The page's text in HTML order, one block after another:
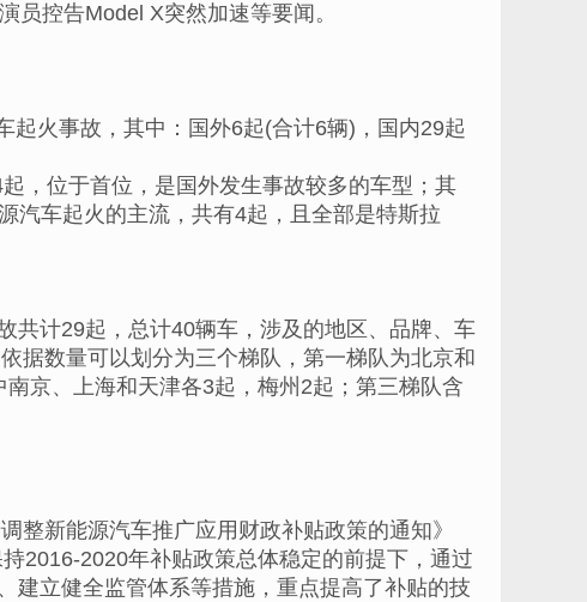
员控告Model X突然加速等要闻。
火事故，其中：国外6起(合计6辆)，国内29起
，位于首位，是国外发生事故较多的车型；其
汽车起火的主流，共有4起，且全部是特斯拉
共计29起，总计40辆车，涉及的地区、品牌、车
据数量可以划分为三个梯队，第一梯队为北京和
京、上海和天津各3起，梅州2起；第三梯队含
整新能源汽车推广应用财政补贴政策的通知》
2016-2020年补贴政策总体稳定的前提下，通过
建立健全监管体系等措施，重点提高了补贴的技